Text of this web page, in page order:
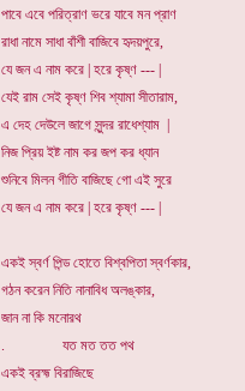
পাবে এবে পরিত্রাণ ভরে যাবে মন প্রাণ
রাধা নামে সাধা বাঁশী বাজিবে হৃদয়পুরে,
যে জন এ নাম করে | হরে কৃষ্ণ --- |
যেই রাম সেই কৃষ্ণ শিব শ্যামা সীতারাম,
এ দেহ দেউলে জাগে সুন্দর রাধেশ্যাম |
নিজ প্রিয় ইষ্ট নাম কর জপ কর ধ্যান
শুনিবে মিলন গীতি বাজিছে গো এই সুরে
যে জন এ নাম করে | হরে কৃষ্ণ --- |
একই স্বর্ণ পিন্ড হোতে বিশ্বপিতা স্বর্ণকার,
গঠন করেন নিতি নানাবিধ অলঙ্কার,
জান না কি মনোরথ
. যত মত তত পথ
একই ব্রহ্ম বিরাজিছে